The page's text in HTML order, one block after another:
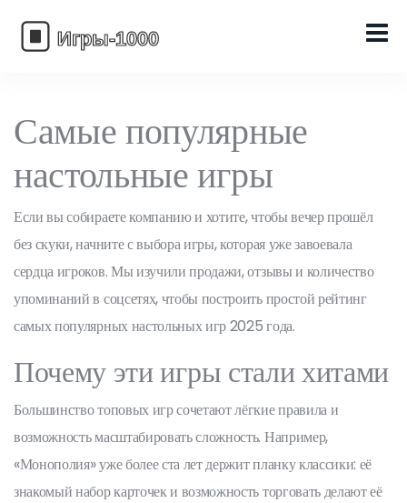
Самые популярные
настольные игры
Если вы собираете компанию и хотите, чтобы вечер прошёл
без скуки, начните с выбора игры, которая уже завоевала
сердца игроков. Мы изучили продажи, отзывы и количество
упоминаний в соцсетях, чтобы построить простой рейтинг
самых популярных настольных игр 2025 года.
Почему эти игры стали хитами
Большинство топовых игр сочетают лёгкие правила и
возможность масштабировать сложность. Например,
«Монополия» уже более ста лет держит планку классики: её
знакомый набор карточек и возможность торговать делают её